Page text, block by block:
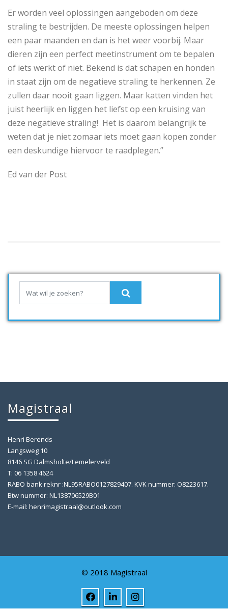
Er worden veel oplossingen aangeboden om deze
straling te bestrijden. De meeste oplossingen helpen
een paar maanden en dan is het weer voorbij. Maar
dieren zijn een perfect meetinstrument om te bepalen
of iets werkt of niet. Bekend is dat schapen en honden
in staat zijn om de negatieve straling te herkennen. Ze
zullen daar nooit gaan liggen. Maar katten vinden het
juist heerlijk en liggen het liefst op een kruising van
deze negatieve straling! Het is daarom belangrijk te
weten dat je niet zomaar iets moet gaan kopen zonder
een deskundige hiervoor te raadplegen.”
Ed van der Post
Magistraal
Henri Berends
Langsweg 10
8146 SG Dalmsholte/Lemelerveld
T: 06 1358 4624
RABO bank reknr :NL95RABO0127829407. KVK nummer: O8223617.
Btw nummer: NL138706529B01
E-mail: henrimagistraal@outlook.com
© 2018 Magistraal